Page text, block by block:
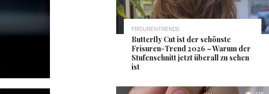
FRISURENTRENDS
Butterfly Cut ist der schönste
Frisuren-Trend 2026 – Warum der
Stufenschnitt jetzt überall zu sehen
ist